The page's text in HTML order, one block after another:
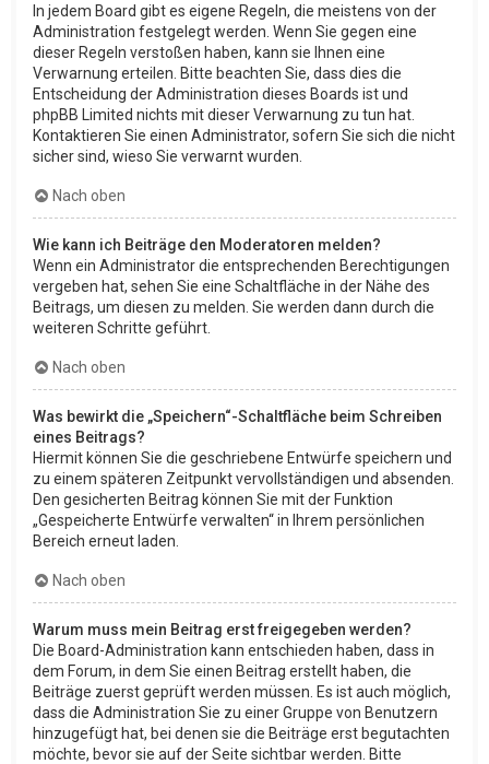
In jedem Board gibt es eigene Regeln, die meistens von der
Administration festgelegt werden. Wenn Sie gegen eine
dieser Regeln verstoßen haben, kann sie Ihnen eine
Verwarnung erteilen. Bitte beachten Sie, dass dies die
Entscheidung der Administration dieses Boards ist und
phpBB Limited nichts mit dieser Verwarnung zu tun hat.
Kontaktieren Sie einen Administrator, sofern Sie sich die nicht
sicher sind, wieso Sie verwarnt wurden.
Nach oben
Wie kann ich Beiträge den Moderatoren melden?
Wenn ein Administrator die entsprechenden Berechtigungen
vergeben hat, sehen Sie eine Schaltfläche in der Nähe des
Beitrags, um diesen zu melden. Sie werden dann durch die
weiteren Schritte geführt.
Nach oben
Was bewirkt die „Speichern“-Schaltfläche beim Schreiben
eines Beitrags?
Hiermit können Sie die geschriebene Entwürfe speichern und
zu einem späteren Zeitpunkt vervollständigen und absenden.
Den gesicherten Beitrag können Sie mit der Funktion
„Gespeicherte Entwürfe verwalten“ in Ihrem persönlichen
Bereich erneut laden.
Nach oben
Warum muss mein Beitrag erst freigegeben werden?
Die Board-Administration kann entschieden haben, dass in
dem Forum, in dem Sie einen Beitrag erstellt haben, die
Beiträge zuerst geprüft werden müssen. Es ist auch möglich,
dass die Administration Sie zu einer Gruppe von Benutzern
hinzugefügt hat, bei denen sie die Beiträge erst begutachten
möchte, bevor sie auf der Seite sichtbar werden. Bitte